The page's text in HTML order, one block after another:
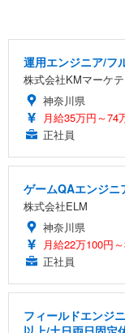
運用エンジニア/フ
株式会社KMマーケ
神奈川県
月給35万円～74
正社員
ゲームQAエンジニ
株式会社ELM
神奈川県
月給22万100円
正社員
フィールドエンジ